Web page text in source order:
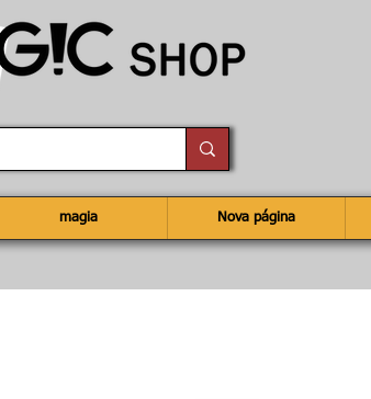
magia Nova página